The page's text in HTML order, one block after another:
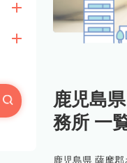
鹿児島
務所 一
鹿児島県 薩摩